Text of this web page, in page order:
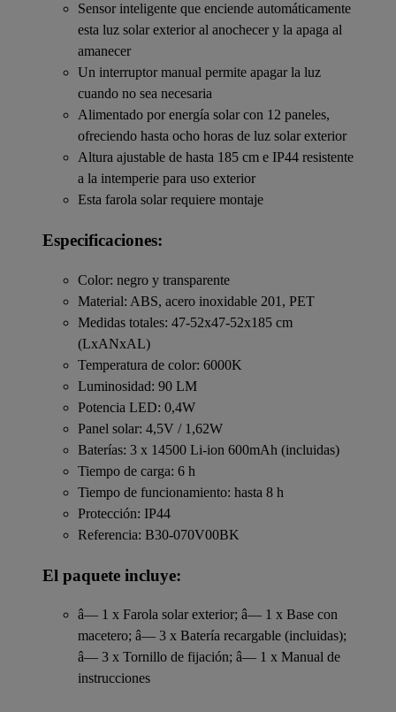
Sensor inteligente que enciende automáticamente
esta luz solar exterior al anochecer y la apaga al
amanecer
Un interruptor manual permite apagar la luz
cuando no sea necesaria
Alimentado por energía solar con 12 paneles,
ofreciendo hasta ocho horas de luz solar exterior
Altura ajustable de hasta 185 cm e IP44 resistente
a la intemperie para uso exterior
Esta farola solar requiere montaje
Especificaciones:
Color: negro y transparente
Material: ABS, acero inoxidable 201, PET
Medidas totales: 47-52x47-52x185 cm
(LxANxAL)
Temperatura de color: 6000K
Luminosidad: 90 LM
Potencia LED: 0,4W
Panel solar: 4,5V / 1,62W
Baterías: 3 x 14500 Li-ion 600mAh (incluidas)
Tiempo de carga: 6 h
Tiempo de funcionamiento: hasta 8 h
Protección: IP44
Referencia: B30-070V00BK
El paquete incluye:
â— 1 x Farola solar exterior; â— 1 x Base con
macetero; â— 3 x Batería recargable (incluidas);
â— 3 x Tornillo de fijación; â— 1 x Manual de
instrucciones